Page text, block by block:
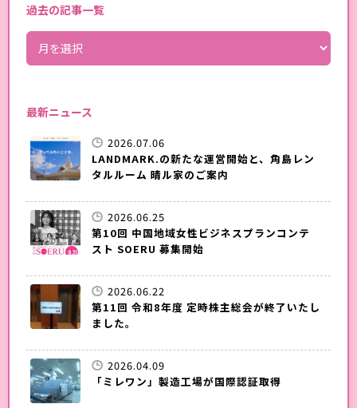
過去の記事一覧
最新ニュース
2026.07.06
LANDMARK.の新たな運営開始と、角島レン
タルルーム 晴ル家のご案内
2026.06.25
第10回 中国地域女性ビジネスプランコンテ
スト SOERU 募集開始
2026.06.22
第11回 令和8年度 定時株主総会が終了いたし
ました。
2026.04.09
「ミレワン」製造工場が国際認証取得